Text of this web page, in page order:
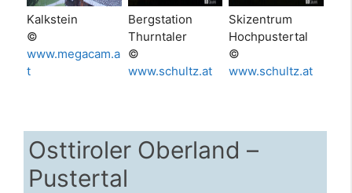
Kalkstein
©
www.megacam.a
t
Bergstation
Thurntaler
©
www.schultz.at
Skizentrum
Hochpustertal
©
www.schultz.at
Osttiroler Oberland –
Pustertal